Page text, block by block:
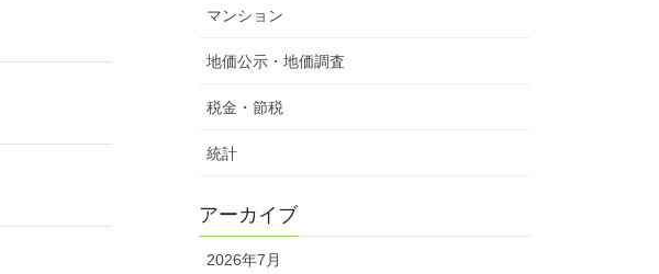
マンション
地価公示・地価調査
税金・節税
統計
アーカイブ
2026年7月